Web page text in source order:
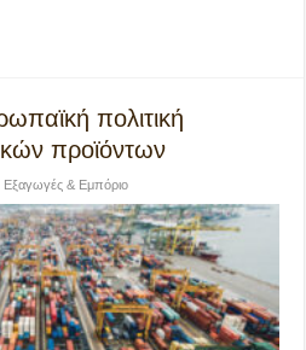
πολιτική
προϊόντων
Εξαγωγές & Εμπόριο